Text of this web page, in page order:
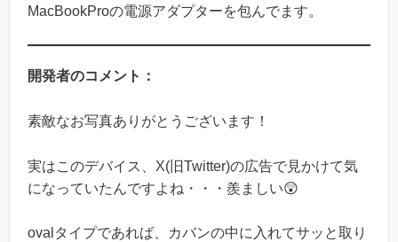
MacBookProの電源アダプターを包んでます。
開発者のコメント：
素敵なお写真ありがとうございます！
実はこのデバイス、X(旧Twitter)の広告で見かけて気
になっていたんですよね・・・羨ましい😲
ovalタイプであれば、カバンの中に入れてサッと取り